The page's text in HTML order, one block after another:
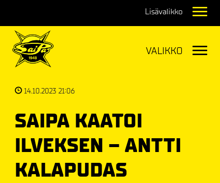
14.10.2023 21:06
SAIPA KAATOI
ILVEKSEN – ANTTI
KALAPUDAS